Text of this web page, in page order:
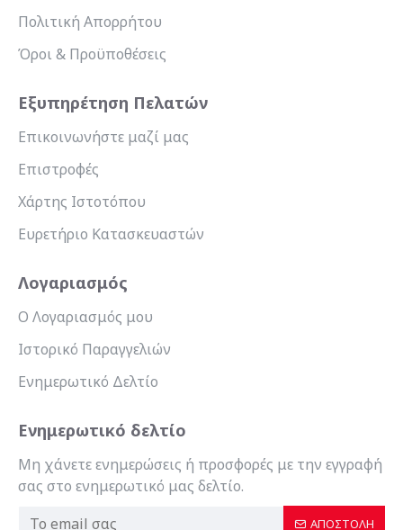
Πολιτική Απορρήτου
Όροι & Προϋποθέσεις
Εξυπηρέτηση Πελατών
Επικοινωνήστε μαζί μας
Επιστροφές
Χάρτης Ιστοτόπου
Ευρετήριο Κατασκευαστών
Λογαριασμός
Ο Λογαριασμός μου
Ιστορικό Παραγγελιών
Ενημερωτικό Δελτίο
Ενημερωτικό δελτίο
Μη χάνετε ενημερώσεις ή προσφορές με την εγγραφή
σας στο ενημερωτικό μας δελτίο.
ΑΠΟΣΤΟΛΉ